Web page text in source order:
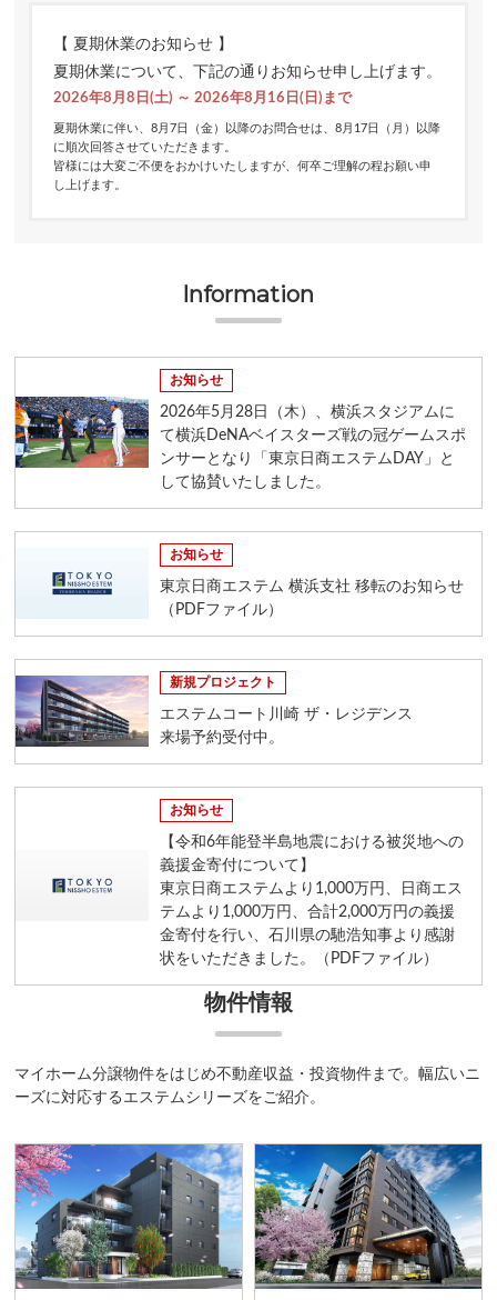
【 夏期休業のお知らせ 】
夏期休業について、下記の通りお知らせ申し上げます。
2026年8月8日(土) ～ 2026年8月16日(日)まで
夏期休業に伴い、8月7日（金）以降のお問合せは、8月17日（月）以降
に順次回答させていただきます。
皆様には大変ご不便をおかけいたしますが、何卒ご理解の程お願い申
し上げます。
Information
お知らせ
2026年5月28日（木）、横浜スタジアムに
て横浜DeNAベイスターズ戦の冠ゲームスポ
ンサーとなり「東京日商エステムDAY」と
して協賛いたしました。
お知らせ
東京日商エステム 横浜支社 移転のお知らせ
（PDFファイル）
新規プロジェクト
エステムコート川崎 ザ・レジデンス
来場予約受付中。
お知らせ
【令和6年能登半島地震における被災地への
義援金寄付について】
東京日商エステムより1,000万円、日商エス
テムより1,000万円、合計2,000万円の義援
金寄付を行い、石川県の馳浩知事より感謝
状をいただきました。（PDFファイル）
物件情報
マイホーム分譲物件をはじめ不動産収益・投資物件まで。幅広いニ
ーズに対応するエステムシリーズをご紹介。